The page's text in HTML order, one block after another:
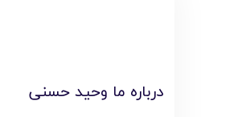
درباره ما وحید حسنی